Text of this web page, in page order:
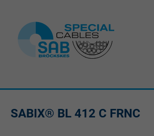
SABIX® BL 412 C FRNC